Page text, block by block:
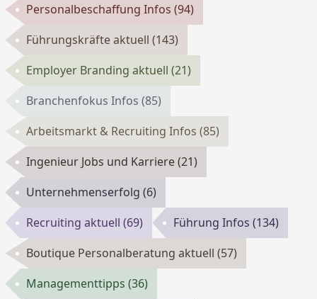
Personalbeschaffung Infos(94)
Führungskräfte aktuell(143)
Employer Branding aktuell(21)
Branchenfokus Infos(85)
Arbeitsmarkt & Recruiting Infos(85)
Ingenieur Jobs und Karriere(21)
Unternehmenserfolg(6)
Recruiting aktuell(69) Führung Infos(134)
Boutique Personalberatung aktuell(57)
Managementtipps(36)